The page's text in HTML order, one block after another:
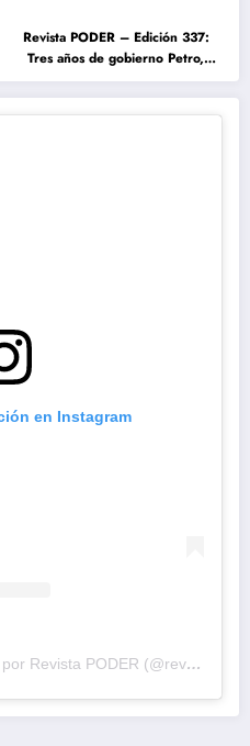
Revista PODER – Edición 337:
Tres años de gobierno Petro,
entre el cambio prometido y el
desencanto ciudadano
en Instagram
Una publicación compartida por Revista PODER (@revistapodercol)